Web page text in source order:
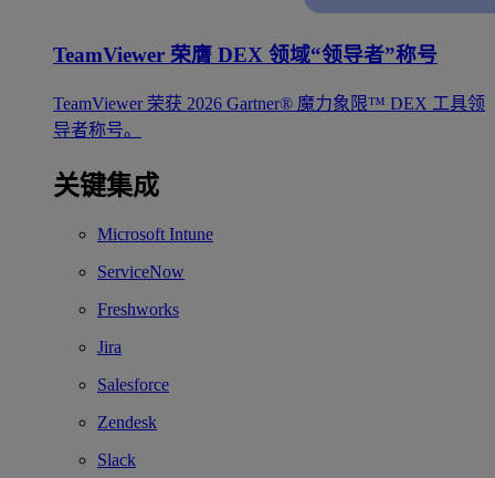
TeamViewer 荣膺 DEX 领域“领导者”称号
TeamViewer 荣获 2026 Gartner® 魔力象限™ DEX 工具领
导者称号。
关键集成
Microsoft Intune
ServiceNow
Freshworks
Jira
Salesforce
Zendesk
Slack